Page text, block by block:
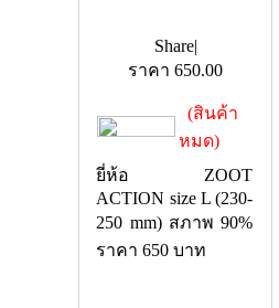
Share|
ราคา650.00
(สินค้า
หมด)
ยี่ห้อ ZOOT
ACTION size L (230-
250 mm) สภาพ 90%
ราคา 650 บาท